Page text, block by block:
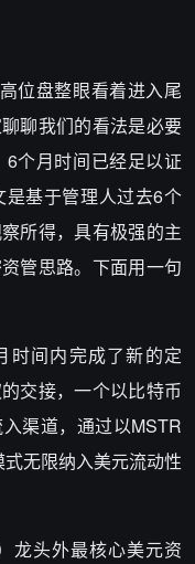
位盘整眼看着进入尾
聊我们的看法是必要
个月时间已经足以证
基于管理人过去6个
所得，具有极强的主
管思路。下面用一句
时间内完成了新的定
交接，一个以比特币
渠道，通过以MSTR
无限纳入美元流动性
龙头外最核心美元资